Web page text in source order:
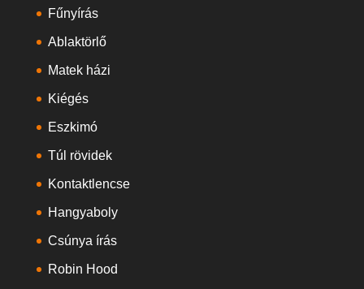
Fűnyírás
Ablaktörlő
Matek házi
Kiégés
Eszkimó
Túl rövidek
Kontaktlencse
Hangyaboly
Csúnya írás
Robin Hood